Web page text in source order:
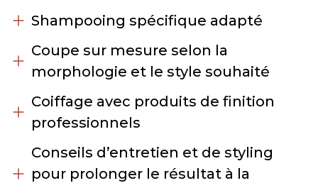
Shampooing spécifique adapté
Coupe sur mesure selon la
morphologie et le style souhaité
Coiffage avec produits de finition
professionnels
Conseils d’entretien et de styling
pour prolonger le résultat à la